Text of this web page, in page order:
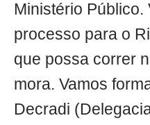
Ministério Público.
processo para o
que possa correr
mora. Vamos
Decradi